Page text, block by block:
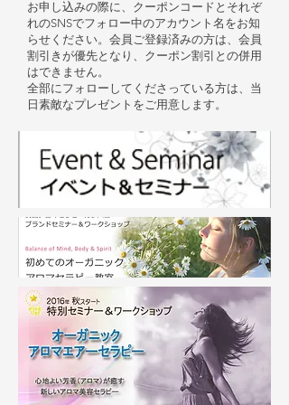
お申し込みの際に、クーポンコードとそれぞ
れのSNSでフォロー中のアカウント名をお知
らせください。会員ご登録済みの方は、会員
割引きが優先となり、クーポン割引との併用
はできません。
全部にフォローしてくださっている方は、当
日素敵なプレゼントをご用意します。